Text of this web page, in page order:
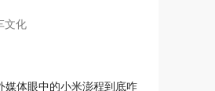
文化
媒体眼中的小米澎程到底咋